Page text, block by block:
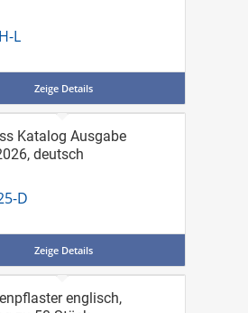
L
Zeige Details
Katalog Ausgabe
deutsch
D
Zeige Details
englisch,